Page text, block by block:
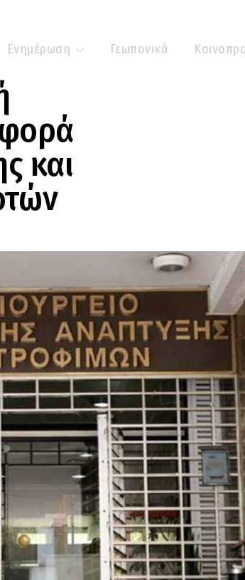
Ενημέρωση Γεωπονικά
και